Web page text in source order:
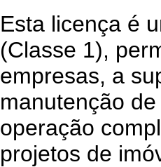
Esta licença é
(Classe 1),
empresas, a
manutenção
operação
projetos de